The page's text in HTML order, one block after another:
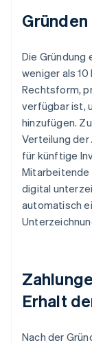
Die Gründung
weniger als
Rechtsform,
verfügbar ist,
hinzufügen.
Verteilung
für künftige
Mitarbeitende
digital
automatisch
Erhalt
Nach der